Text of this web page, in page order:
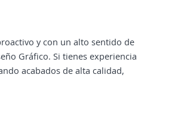
y con un alto sentido de
Gráfico. Si tienes experiencia
acabados de alta calidad,